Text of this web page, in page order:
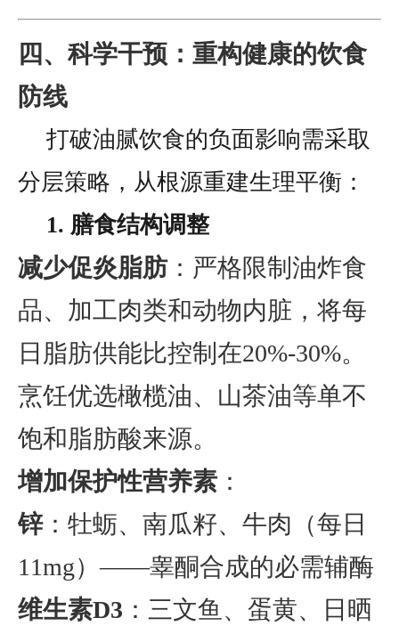
四、科学干预：重构健康的饮食
防线
打破油腻饮食的负面影响需采取
分层策略，从根源重建生理平衡：
1. 膳食结构调整
减少促炎脂肪：严格限制油炸食
品、加工肉类和动物内脏，将每
日脂肪供能比控制在20%-30%。
烹饪优选橄榄油、山茶油等单不
饱和脂肪酸来源。
增加保护性营养素 ：
锌：牡蛎、南瓜籽、牛肉（每日
11mg）——睾酮合成的必需辅酶
维生素D3 ：三文鱼、蛋黄、日晒